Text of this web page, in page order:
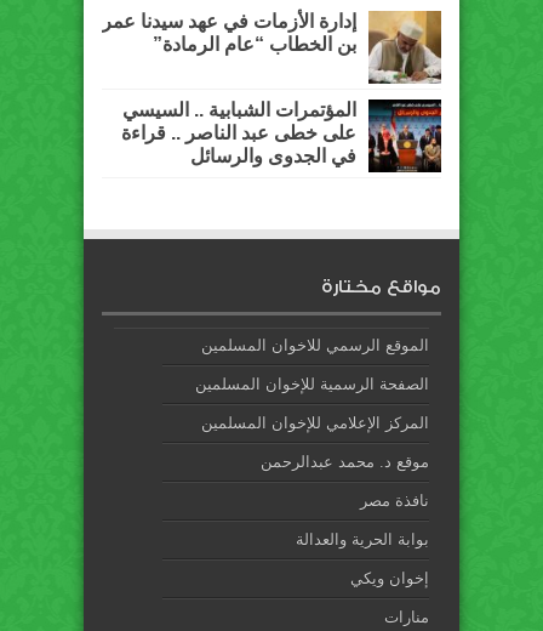
إدارة الأزمات في عهد سيدنا عمر
بن الخطاب “عام الرمادة”
المؤتمرات الشبابية .. السيسي
على خطى عبد الناصر .. قراءة
في الجدوى والرسائل
مواقع مختارة
الموقع الرسمي للاخوان المسلمين
الصفحة الرسمية للإخوان المسلمين
المركز الإعلامي للإخوان المسلمين
موقع د. محمد عبدالرحمن
نافذة مصر
بوابة الحرية والعدالة
إخوان ويكي
منارات